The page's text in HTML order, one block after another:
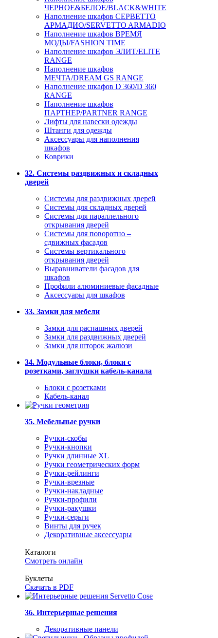
ЧЕРНОЕ&БЕЛОЕ/BLACK&WHITE
Наполнение шкафов СЕРВЕТТО
АРМАДИО/SERVETTO ARMADIO
Наполнение шкафов ВРЕМЯ
МОДЫ/FASHION TIME
Наполнение шкафов ЭЛИТ/ELITE
RANGE
Наполнение шкафов
МЕЧТА/DREAM GS RANGE
Наполнение шкафов D 360/D 360
RANGE
Наполнение шкафов
ПАРТНЕР/PARTNER RANGE
Лифты для навески одежды
Штанги для одежды
Аксессуары для наполнения
шкафов
Коврики
32. Системы раздвижных и складных
дверей
Системы для раздвижных дверей
Системы для складных дверей
Системы для параллельного
открывания дверей
Системы для поворотно –
сдвижных фасадов
Системы вертикального
открывания дверей
Выравниватели фасадов для
шкафов
Профили алюминиевые фасадные
Аксессуары для шкафов
33. Замки для мебели
Замки для распашных дверей
Замки для раздвижных дверей
Замки для шторок жалюзи
34. Модульные блоки, блоки с
розетками, заглушки кабель-канала
Блоки с розетками
Кабель-канал
35. Мебельные ручки
Ручки-скобы
Ручки-кнопки
Ручки длинные XL
Ручки геометрических форм
Ручки-рейлинги
Ручки-врезные
Ручки-накладные
Ручки-профили
Ручки-ракушки
Ручки-серьги
Винты для ручек
Декоративные аксессуары
Каталоги
Смотреть онлайн
Буклеты
Скачать в PDF
36. Интерьерные решения
Декоративные панели